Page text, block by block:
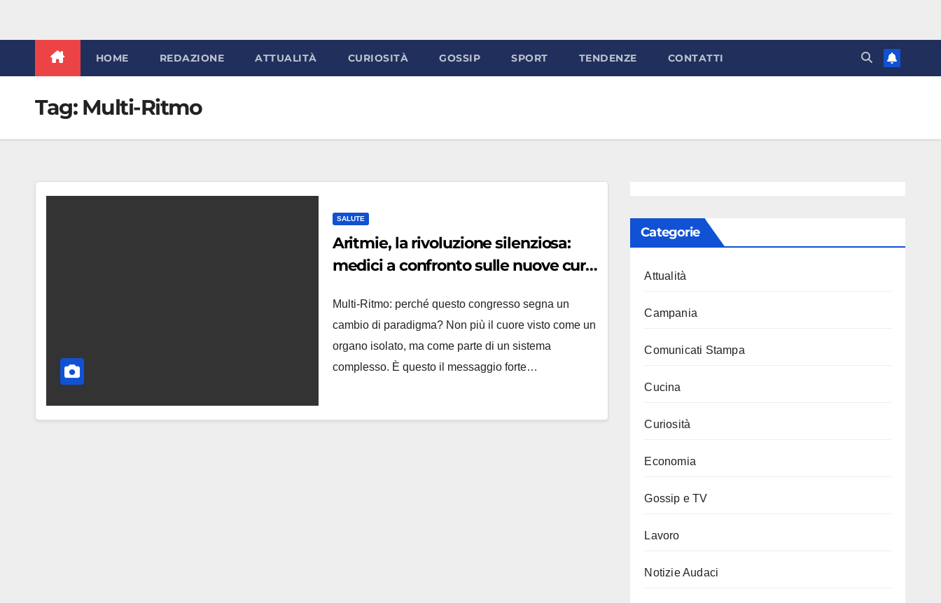
HOME REDAZIONE ATTUALITÀ CURIOSITÀ GOSSIP SPORT TENDENZE CONTATTI
Tag: Multi-Ritmo
SALUTE
Aritmie, la rivoluzione silenziosa:
medici a confronto sulle nuove cure
Multi-Ritmo: perché questo congresso segna un
cambio di paradigma? Non più il cuore visto come un
organo isolato, ma come parte di un sistema
complesso. È questo il messaggio forte…
Categorie
Attualità
Campania
Comunicati Stampa
Cucina
Curiosità
Economia
Gossip e TV
Lavoro
Notizie Audaci